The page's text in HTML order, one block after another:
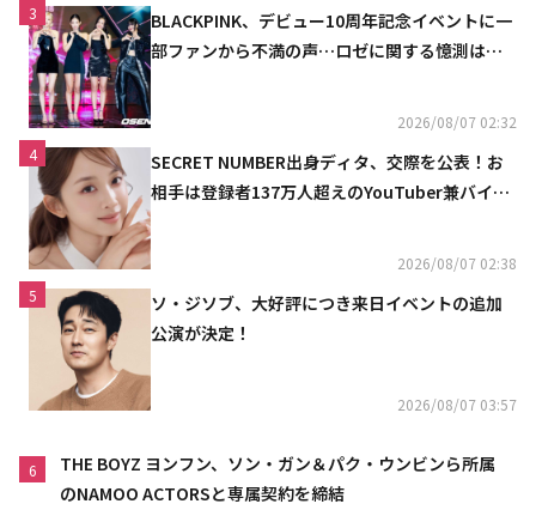
3
BLACKPINK、デビュー10周年記念イベントに一
部ファンから不満の声…ロゼに関する憶測は否
2026/08/07 02:32
4
SECRET NUMBER出身ディタ、交際を公表！お
相手は登録者137万人超えのYouTuber兼バイオ
2026/08/07 02:38
5
ソ・ジソブ、大好評につき来日イベントの追加
公演が決定！
2026/08/07 03:57
6
THE BOYZ ヨンフン、ソン・ガン＆パク・ウンビンら所属
のNAMOO ACTORSと専属契約を締結